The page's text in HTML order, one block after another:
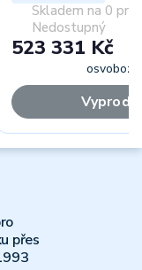
Skladem na 0
Nedostupný
523 331 Kč
přes